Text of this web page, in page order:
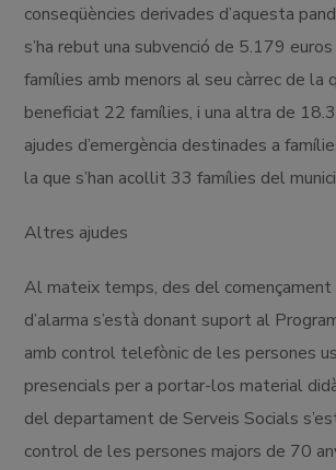
conseqüències derivades d’aquesta
s’ha rebut una subvenció de 5.179
famílies amb menors al seu càrrec de la
beneficiat 22 famílies, i una altra de
ajudes d’emergència destinades a
la que s’han acollit 33 famílies del
Altres ajudes
Al mateix temps, des del començament
d’alarma s’està donant suport al
amb control telefònic de les persones
presencials per a portar-los material
del departament de Serveis Socials
control de les persones majors de 70